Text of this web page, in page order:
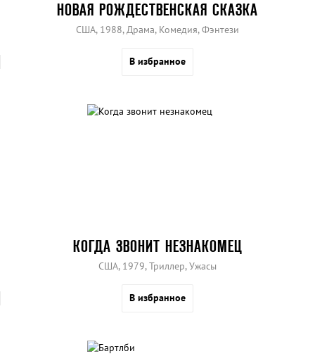
НОВАЯ РОЖДЕСТВЕНСКАЯ СКАЗКА
США, 1988, Драма, Комедия, Фэнтези
В избранное
КОГДА ЗВОНИТ НЕЗНАКОМЕЦ
США, 1979, Триллер, Ужасы
В избранное